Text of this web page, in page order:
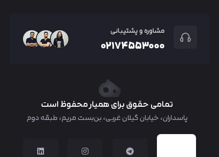
مشاوره و پشتیبانی
۰۲۱۷۴۵۵۳۰۰۰
تمامی حقوق برای همیار محفوظ است
پاسداران، خیابان گیلان غربی، بن‌بست مریم، طبقه دوم